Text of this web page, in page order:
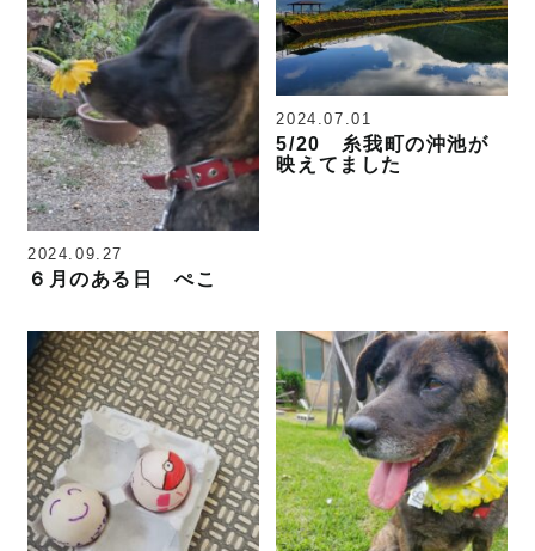
2024.09.27
６月のある日 ぺこ
2024.07.01
5/20 糸我町の沖池が
映えてました